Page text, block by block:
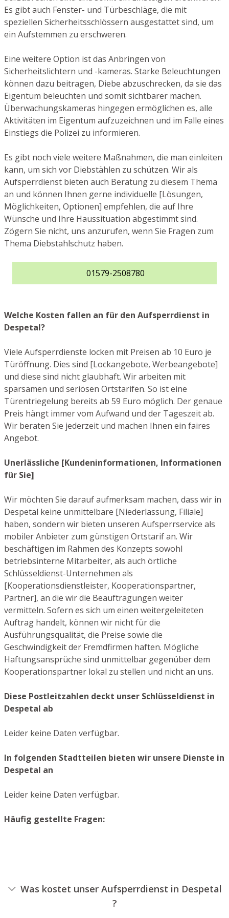
Es gibt auch Fenster- und Türbeschläge, die mit
speziellen Sicherheitsschlössern ausgestattet sind, um
ein Aufstemmen zu erschweren.
Eine weitere Option ist das Anbringen von
Sicherheitslichtern und -kameras. Starke Beleuchtungen
können dazu beitragen, Diebe abzuschrecken, da sie das
Eigentum beleuchten und somit sichtbarer machen.
Überwachungskameras hingegen ermöglichen es, alle
Aktivitäten im Eigentum aufzuzeichnen und im Falle eines
Einstiegs die Polizei zu informieren.
Es gibt noch viele weitere Maßnahmen, die man einleiten
kann, um sich vor Diebstählen zu schützen. Wir als
Aufsperrdienst bieten auch Beratung zu diesem Thema
an und können Ihnen gerne individuelle [Lösungen,
Möglichkeiten, Optionen] empfehlen, die auf Ihre
Wünsche und Ihre Haussituation abgestimmt sind.
Zögern Sie nicht, uns anzurufen, wenn Sie Fragen zum
Thema Diebstahlschutz haben.
01579-2508780
Welche Kosten fallen an für den Aufsperrdienst in
Despetal?
Viele Aufsperrdienste locken mit Preisen ab 10 Euro je
Türöffnung. Dies sind [Lockangebote, Werbeangebote]
und diese sind nicht glaubhaft. Wir arbeiten mit
sparsamen und seriösen Ortstarifen. So ist eine
Türentriegelung bereits ab 59 Euro möglich. Der genaue
Preis hängt immer vom Aufwand und der Tageszeit ab.
Wir beraten Sie jederzeit und machen Ihnen ein faires
Angebot.
Unerlässliche [Kundeninformationen, Informationen
für Sie]
Wir möchten Sie darauf aufmerksam machen, dass wir in
Despetal keine unmittelbare [Niederlassung, Filiale]
haben, sondern wir bieten unseren Aufsperrservice als
mobiler Anbieter zum günstigen Ortstarif an. Wir
beschäftigen im Rahmen des Konzepts sowohl
betriebsinterne Mitarbeiter, als auch örtliche
Schlüsseldienst-Unternehmen als
[Kooperationsdienstleister, Kooperationspartner,
Partner], an die wir die Beauftragungen weiter
vermitteln. Sofern es sich um einen weitergeleiteten
Auftrag handelt, können wir nicht für die
Ausführungsqualität, die Preise sowie die
Geschwindigkeit der Fremdfirmen haften. Mögliche
Haftungsansprüche sind unmittelbar gegenüber dem
Kooperationspartner lokal zu stellen und nicht an uns.
Diese Postleitzahlen deckt unser Schlüsseldienst in
Despetal ab
Leider keine Daten verfügbar.
In folgenden Stadtteilen bieten wir unsere Dienste in
Despetal an
Leider keine Daten verfügbar.
Häufig gestellte Fragen:
Was kostet unser Aufsperrdienst in Despetal
?